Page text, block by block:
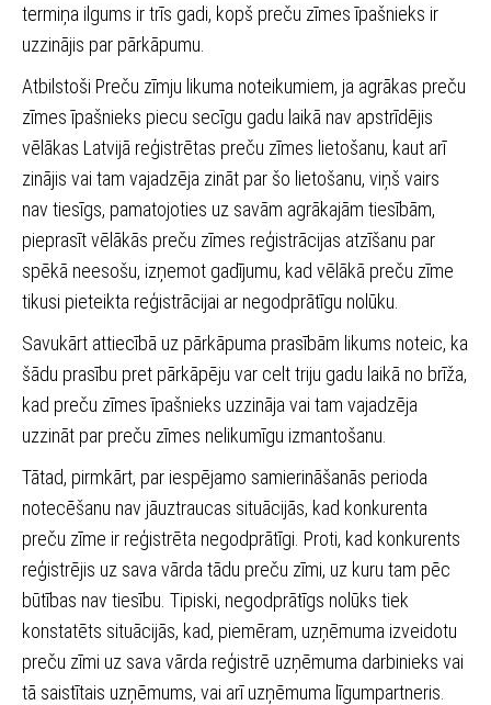
termiņa ilgums ir trīs gadi, kopš preču zīmes īpašnieks ir
uzzinājis par pārkāpumu.
Atbilstoši Preču zīmju likuma noteikumiem, ja agrākas preču
zīmes īpašnieks piecu secīgu gadu laikā nav apstrīdējis
vēlākas Latvijā reģistrētas preču zīmes lietošanu, kaut arī
zinājis vai tam vajadzēja zināt par šo lietošanu, viņš vairs
nav tiesīgs, pamatojoties uz savām agrākajām tiesībām,
pieprasīt vēlākās preču zīmes reģistrācijas atzīšanu par
spēkā neesošu, izņemot gadījumu, kad vēlākā preču zīme
tikusi pieteikta reģistrācijai ar negodprātīgu nolūku.
Savukārt attiecībā uz pārkāpuma prasībām likums noteic, ka
šādu prasību pret pārkāpēju var celt triju gadu laikā no brīža,
kad preču zīmes īpašnieks uzzināja vai tam vajadzēja
uzzināt par preču zīmes nelikumīgu izmantošanu.
Tātad, pirmkārt, par iespējamo samierināšanās perioda
notecēšanu nav jāuztraucas situācijās, kad konkurenta
preču zīme ir reģistrēta negodprātīgi. Proti, kad konkurents
reģistrējis uz sava vārda tādu preču zīmi, uz kuru tam pēc
būtības nav tiesību. Tipiski, negodprātīgs nolūks tiek
konstatēts situācijās, kad, piemēram, uzņēmuma izveidotu
preču zīmi uz sava vārda reģistrē uzņēmuma darbinieks vai
tā saistītais uzņēmums, vai arī uzņēmuma līgumpartneris.